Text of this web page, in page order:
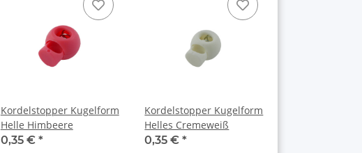
Kordelstopper Kugelform
Helle Himbeere
0,35 € *
Kordelstopper Kugelform
Helles Cremeweiß
0,35 €*